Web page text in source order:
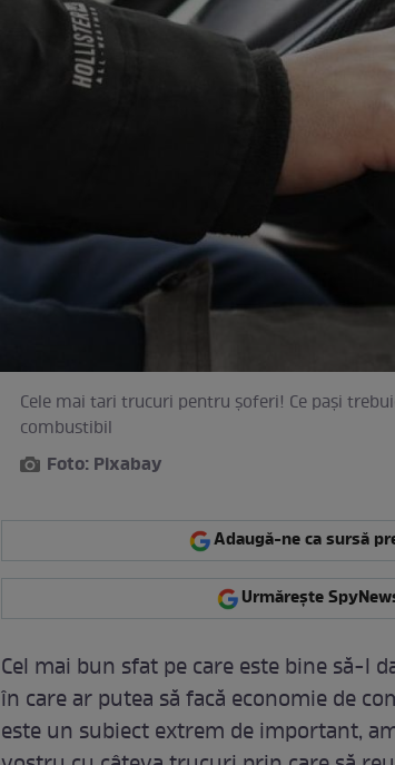
Cele mai tari trucuri pentru şoferi! Ce paşi
combustibil
Foto: Pixabay
Adaugă-ne ca sursă
Urmărește
Cel mai bun sfat pe care este bine să-l
în care ar putea să facă economie de
este un subiect extrem de important,